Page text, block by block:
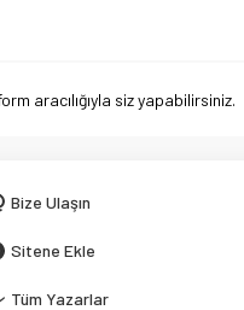
aracılığıyla siz yapabilirsiniz.
Bize Ulaşın
Sitene Ekle
Tüm Yazarlar